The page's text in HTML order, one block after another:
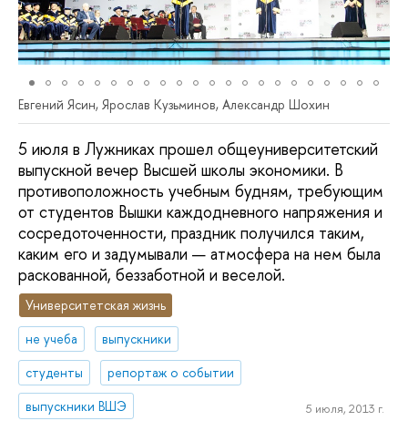
Евгений Ясин, Ярослав Кузьминов, Александр Шохин
5 июля в Лужниках прошел общеуниверситетский
выпускной вечер Высшей школы экономики. В
противоположность учебным будням, требующим
от студентов Вышки каждодневного напряжения и
сосредоточенности, праздник получился таким,
каким его и задумывали — атмосфера на нем была
раскованной, беззаботной и веселой.
Университетская жизнь
не учеба
выпускники
студенты
репортаж о событии
выпускники ВШЭ
5 июля, 2013 г.